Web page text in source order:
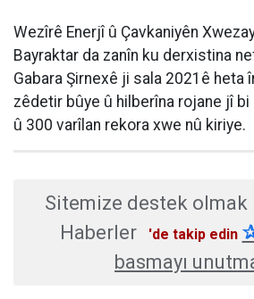
Wezîrê Enerjî û Çavkaniyên
Bayraktar da zanîn ku derxistina
Gabara Şirnexê ji sala 2021ê heta
zêdetir bûye û hilberîna rojane jî
û 300 varîlan rekora xwe nû kiriye.
Sitemize destek olmak
Haberler
'de takip edin
basmayı